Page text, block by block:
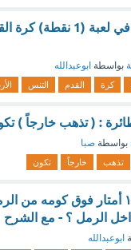
تعتبر المسكة الشرقية من
بواسطة ابوعبدالله
كرة القدم التنس
: ( تذهب خارجاً )
بواسطة صبا
تذهب خارجاً تكون
سقط حجر من السكون من ارتفاع ١٠
ابوعبدالله